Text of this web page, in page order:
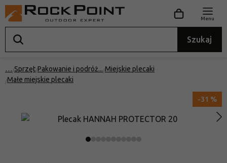
Szukaj
Menu
… Sprzęt Pakowanie i podróż
Miejskie plecaki
Małe miejskie plecaki
-31 %